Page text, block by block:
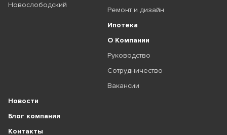
Новослободский
Ремонт и дизайн
Ипотека
О Компании
Руководство
Сотрудничество
Вакансии
Новости
Блог компании
Контакты